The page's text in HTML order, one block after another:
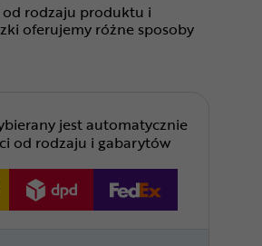
rodzaju produktu i
oferujemy różne sposoby
jest automatycznie
od rodzaju i gabarytów